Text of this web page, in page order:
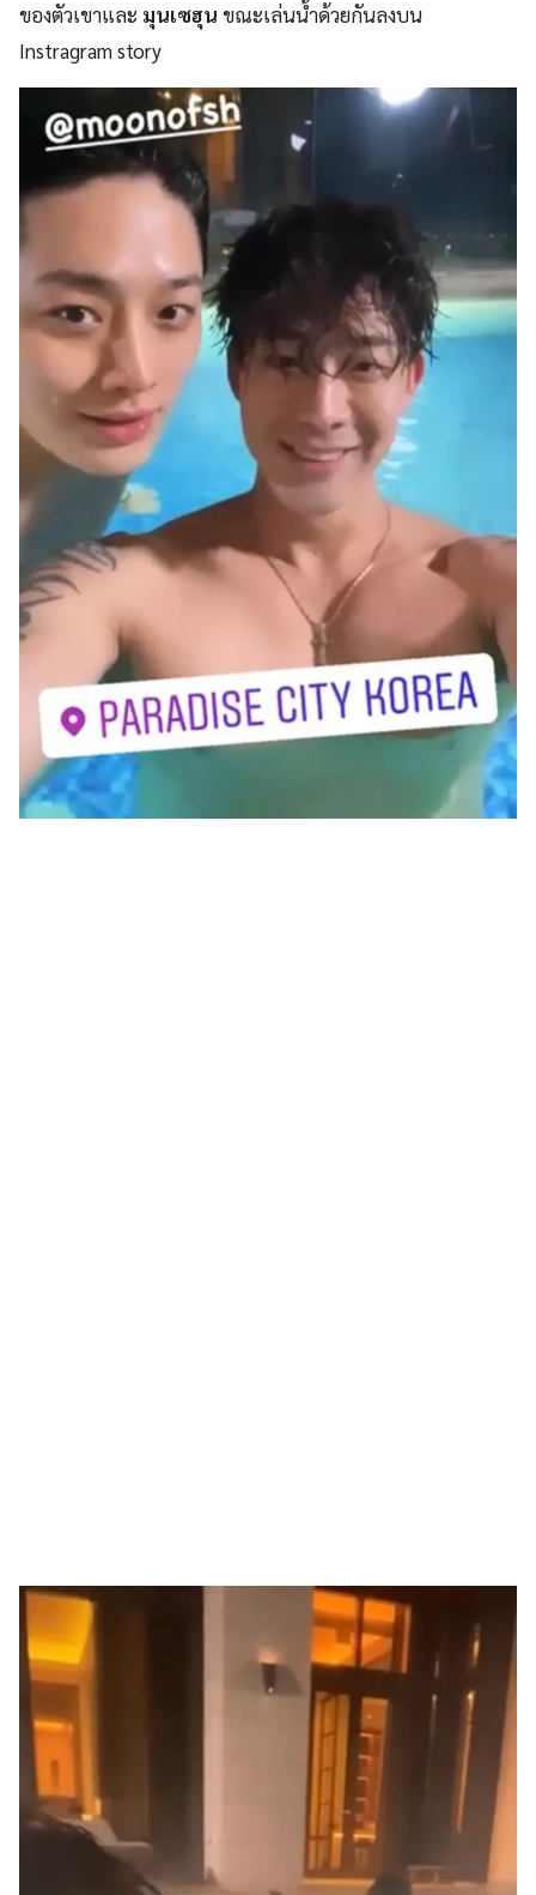
ของตัวเขาและ มุนเซฮุน ขณะเล่นน้ำด้วยกันลงบน
Instragram story